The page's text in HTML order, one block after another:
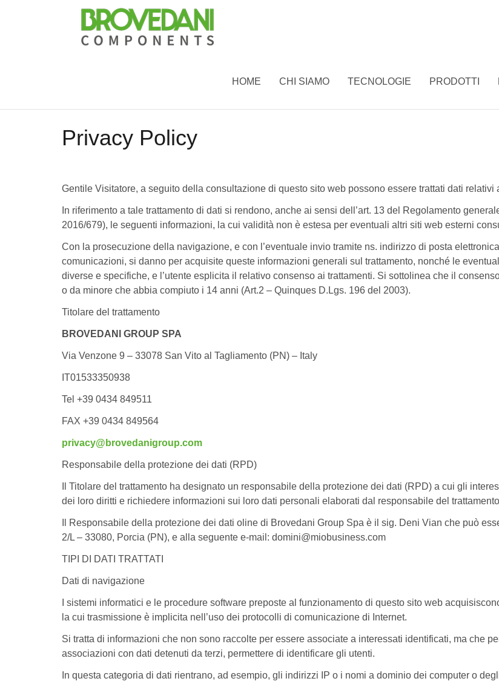
HOME CHI SIAMO TECNOLOGIE PRODOTTI
Privacy Policy
Gentile Visitatore, a seguito della consultazione di questo sito web possono essere trattati dati
In riferimento a tale trattamento di dati si rendono, anche ai sensi dell’art. 13 del Regolamento
2016/679), le seguenti informazioni, la cui validità non è estesa per eventuali altri siti web esterni
Con la prosecuzione della navigazione, e con l’eventuale invio tramite ns. indirizzo di posta
comunicazioni, si danno per acquisite queste informazioni generali sul trattamento, nonché le
diverse e specifiche, e l’utente esplicita il relativo consenso ai trattamenti. Si sottolinea che il
o da minore che abbia compiuto i 14 anni (Art.2 – Quinques D.Lgs. 196 del 2003).
Titolare del trattamento
BROVEDANI GROUP SPA
Via Venzone 9 – 33078 San Vito al Tagliamento (PN) – Italy
IT01533350938
Tel +39 0434 849511
FAX +39 0434 849564
privacy@brovedanigroup.com
Responsabile della protezione dei dati (RPD)
Il Titolare del trattamento ha designato un responsabile della protezione dei dati (RPD) a cui gli
dei loro diritti e richiedere informazioni sui loro dati personali elaborati dal responsabile del
Il Responsabile della protezione dei dati oline di Brovedani Group Spa è il sig. Deni Vian che può
2/L – 33080, Porcia (PN), e alla seguente e-mail: domini@miobusiness.com
TIPI DI DATI TRATTATI
Dati di navigazione
I sistemi informatici e le procedure software preposte al funzionamento di questo sito web
la cui trasmissione è implicita nell’uso dei protocolli di comunicazione di Internet.
Si tratta di informazioni che non sono raccolte per essere associate a interessati identificati, ma che
associazioni con dati detenuti da terzi, permettere di identificare gli utenti.
In questa categoria di dati rientrano, ad esempio, gli indirizzi IP o i nomi a dominio dei computer o